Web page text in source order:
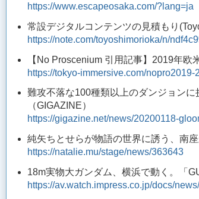
https://www.escapeosaka.com/?lang=ja
常設デジタルコンテンツの見積もり
https://note.com/toyoshimorioka/n/
【No Proscenium 引用記事】2019年欧
https://tokyo-immersive.com/nopro2019-
難攻不落な100種類以上のダンジョン
（GIGAZINE）
https://gigazine.net/news/20200118-
純矢ちとせらが物語の世界に誘う、南
https://natalie.mu/stage/news/363643
18m実物大ガンダム、横浜で動く。「
https://av.watch.impress.co.jp/docs/